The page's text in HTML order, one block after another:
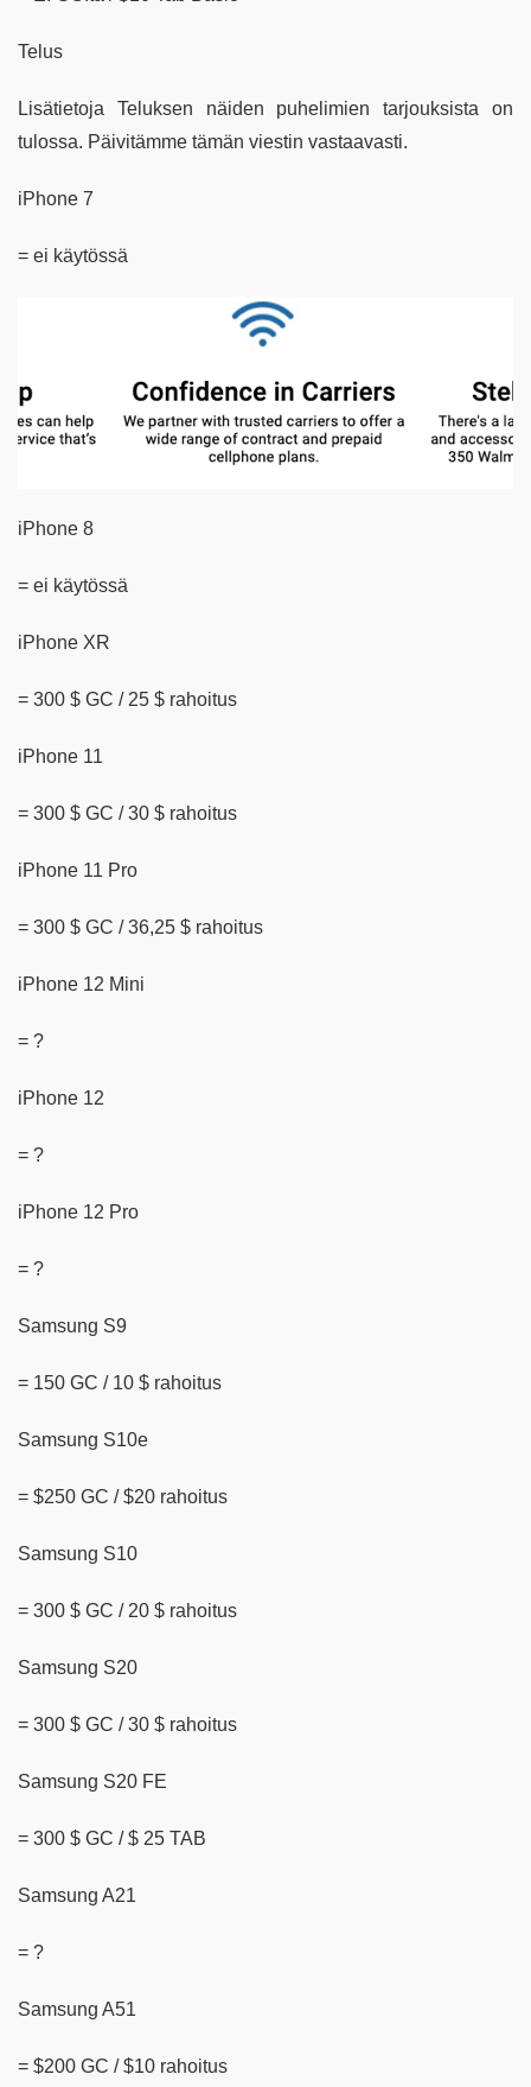
Telus
Lisätietoja Teluksen näiden puhelimien tarjouksista on
tulossa. Päivitämme tämän viestin vastaavasti.
iPhone 7
= ei käytössä
iPhone 8
= ei käytössä
iPhone XR
= 300 $ GC / 25 $ rahoitus
iPhone 11
= 300 $ GC / 30 $ rahoitus
iPhone 11 Pro
= 300 $ GC / 36,25 $ rahoitus
iPhone 12 Mini
= ?
iPhone 12
= ?
iPhone 12 Pro
= ?
Samsung S9
= 150 GC / 10 $ rahoitus
Samsung S10e
= $250 GC / $20 rahoitus
Samsung S10
= 300 $ GC / 20 $ rahoitus
Samsung S20
= 300 $ GC / 30 $ rahoitus
Samsung S20 FE
= 300 $ GC / $ 25 TAB
Samsung A21
= ?
Samsung A51
= $200 GC / $10 rahoitus